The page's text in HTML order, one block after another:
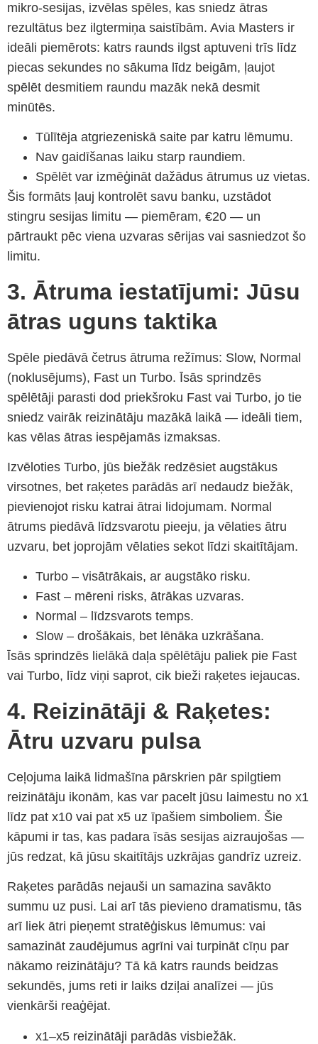
mikro‑sesijas, izvēlas spēles, kas sniedz ātras
rezultātus bez ilgtermiņa saistībām. Avia Masters ir
ideāli piemērots: katrs raunds ilgst aptuveni trīs līdz
piecas sekundes no sākuma līdz beigām, ļaujot
spēlēt desmitiem raundu mazāk nekā desmit
minūtēs.
Tūlītēja atgriezeniskā saite par katru lēmumu.
Nav gaidīšanas laiku starp raundiem.
Spēlēt var izmēģināt dažādus ātrumus uz vietas.
Šis formāts ļauj kontrolēt savu banku, uzstādot
stingru sesijas limitu — piemēram, €20 — un
pārtraukt pēc viena uzvaras sērijas vai sasniedzot šo
limitu.
3. Ātruma iestatījumi: Jūsu
ātras uguns taktika
Spēle piedāvā četrus ātruma režīmus: Slow, Normal
(noklusējums), Fast un Turbo. Īsās sprindzēs
spēlētāji parasti dod priekšroku Fast vai Turbo, jo tie
sniedz vairāk reizinātāju mazākā laikā — ideāli tiem,
kas vēlas ātras iespējamās izmaksas.
Izvēloties Turbo, jūs biežāk redzēsiet augstākus
virsotnes, bet raķetes parādās arī nedaudz biežāk,
pievienojot risku katrai ātrai lidojumam. Normal
ātrums piedāvā līdzsvarotu pieeju, ja vēlaties ātru
uzvaru, bet joprojām vēlaties sekot līdzi skaitītājam.
Turbo – visātrākais, ar augstāko risku.
Fast – mēreni risks, ātrākas uzvaras.
Normal – līdzsvarots temps.
Slow – drošākais, bet lēnāka uzkrāšana.
Īsās sprindzēs lielākā daļa spēlētāju paliek pie Fast
vai Turbo, līdz viņi saprot, cik bieži raķetes iejaucas.
4. Reizinātāji & Raķetes:
Ātru uzvaru pulsa
Ceļojuma laikā lidmašīna pārskrien pār spilgtiem
reizinātāju ikonām, kas var pacelt jūsu laimestu no x1
līdz pat x10 vai pat x5 uz īpašiem simboliem. Šie
kāpumi ir tas, kas padara īsās sesijas aizraujošas —
jūs redzat, kā jūsu skaitītājs uzkrājas gandrīz uzreiz.
Raķetes parādās nejauši un samazina savākto
summu uz pusi. Lai arī tās pievieno dramatismu, tās
arī liek ātri pieņemt stratēģiskus lēmumus: vai
samazināt zaudējumus agrīni vai turpināt cīņu par
nākamo reizinātāju? Tā kā katrs raunds beidzas
sekundēs, jums reti ir laiks dziļai analīzei — jūs
vienkārši reaģējat.
x1–x5 reizinātāji parādās visbiežāk.